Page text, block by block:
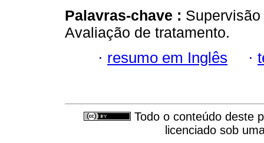
Palavras-chave :
Avaliação de tratamento.
· resumo em Inglês ·
Todo o conteúdo deste
licenciado sob